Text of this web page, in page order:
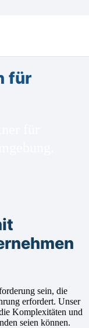
für
sein, die
erfordert. Unser
Komplexitäten und
seien können.